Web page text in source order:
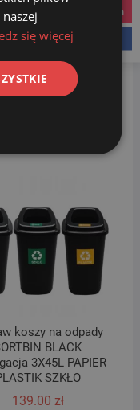
wszystkich koszy
segregacji
w tym celu o
koszy na odpady
BLACK
3X45L PAPIER
SZKŁO
139.00 zł
instagram
się więcej